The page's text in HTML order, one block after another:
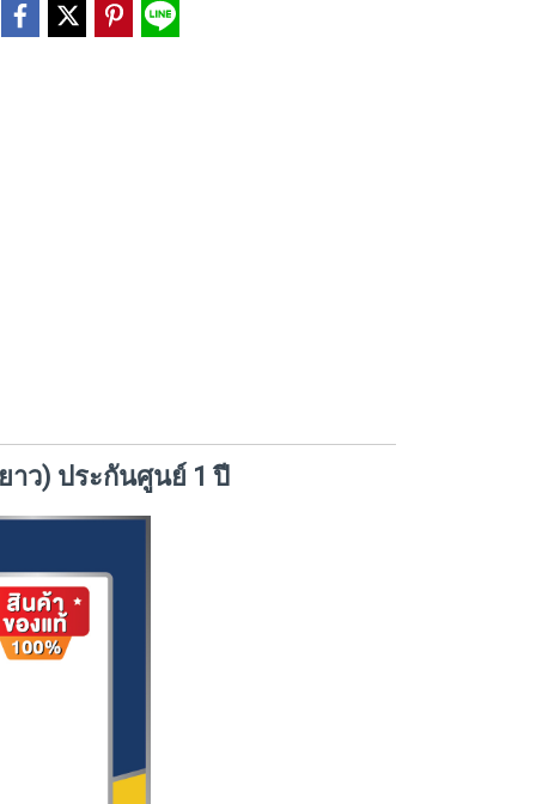
าว) ประกันศูนย์ 1 ปี